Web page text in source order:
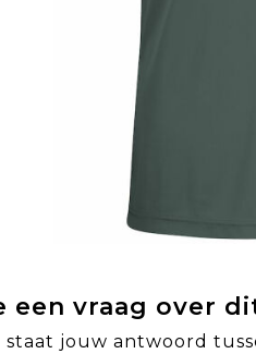
een vraag over
jouw antwoord